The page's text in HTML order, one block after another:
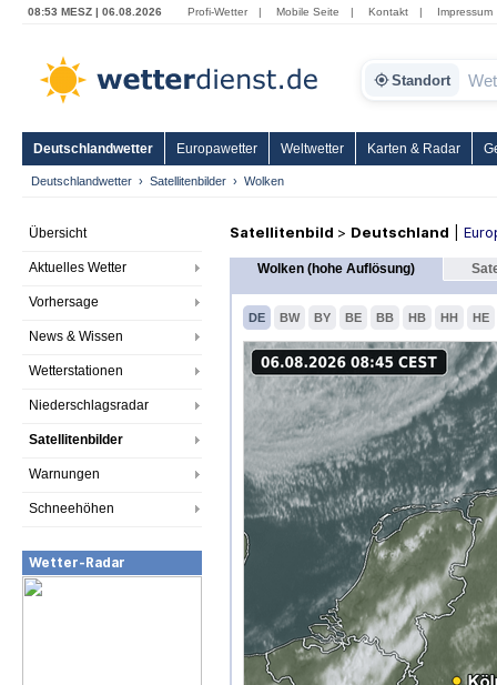
08:53 MESZ | 06.08.2026 Profi-Wetter | Mobile Seite | Kontakt | Impressum
Standort
Deutschlandwetter Europawetter Weltwetter Karten & Radar
Deutschlandwetter Satellitenbilder Wolken
Übersicht
Aktuelles Wetter
Vorhersage
News & Wissen
Wetterstationen
Niederschlagsradar
Satellitenbilder
Warnungen
Schneehöhen
Wetter-Radar
Satellitenbild > Deutschland
Wolken (hohe Auflösung)
DE BW BY BE BB HB HH HE